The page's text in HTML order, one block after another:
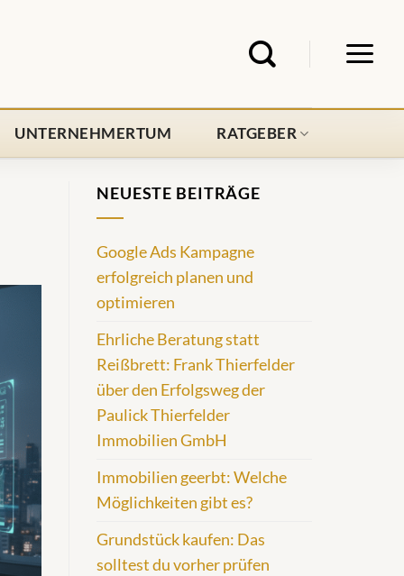
UNTERNEHMERTUM RATGEBER
NEUESTE BEITRÄGE
Google Ads Kampagne
erfolgreich planen und
optimieren
Ehrliche Beratung statt
Reißbrett: Frank Thierfelder
über den Erfolgsweg der
Paulick Thierfelder
Immobilien GmbH
Immobilien geerbt: Welche
Möglichkeiten gibt es?
Grundstück kaufen: Das
solltest du vorher prüfen